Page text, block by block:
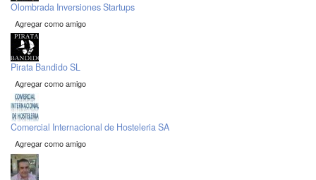
Olombrada Inversiones Startups
Agregar como amigo
Pirata Bandido SL
Agregar como amigo
Comercial Internacional de Hosteleria SA
Agregar como amigo